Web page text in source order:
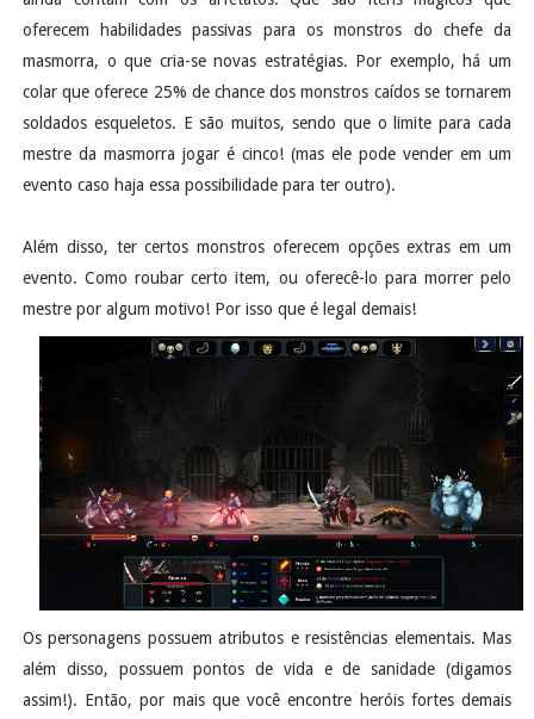
oferecem habilidades passivas para os monstros do chefe da
masmorra, o que cria-se novas estratégias. Por exemplo, há um
colar que oferece 25% de chance dos monstros caídos se tornarem
soldados esqueletos. E são muitos, sendo que o limite para cada
mestre da masmorra jogar é cinco! (mas ele pode vender em um
evento caso haja essa possibilidade para ter outro).
Além disso, ter certos monstros oferecem opções extras em um
evento. Como roubar certo item, ou oferecê-lo para morrer pelo
mestre por algum motivo! Por isso que é legal demais!
Os personagens possuem atributos e resistências elementais. Mas
além disso, possuem pontos de vida e de sanidade (digamos
assim!). Então, por mais que você encontre heróis fortes demais